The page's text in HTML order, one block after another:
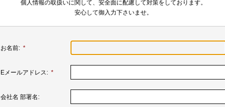
個人情報の取扱いに関して、安全面に配慮して対策をしております。
安心して御入力下さいませ。
お名前: *
Eメールアドレス: *
会社名 部署名: